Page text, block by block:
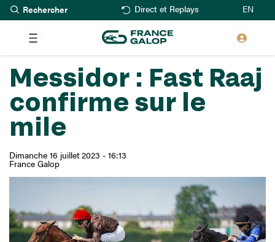
Aller
au
contenu
principal
Rechercher Direct et Replays EN
Messidor : Fast Raaj
confirme sur le
mile
Dimanche 16 juillet 2023 - 16:13
France Galop